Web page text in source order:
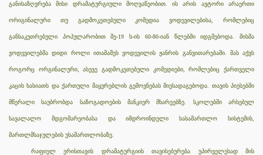
განისაზღვრება მისი დრამატურგიული მოღვაწეობით. ის არის ავტორი არაერთი
ორიგინალური თუ გადმოკეთებული კომედია ვოდევილებისა, რომლებიც
განსაკუთრებული პოპულარობით მე-19 ს-ის 60-80-იან წლებში იდგმებოდა. მისმა
ვოდევილებმა დიდი როლი ითამაშეს ვოდევილის ჟანრის განვითარებაში. მას აქვს
როგორც ორგინალური, ასევე გადმოკეთებული კომედიები, რომლებიც ქართველი
კაცის ხასიათს და ქართული მაყურებლის გემოვნებას მიესადაგებოდა. თავის პიესებში
მწერალი საუბრობდა საზოგადოების მანკიერ მხარეებზე. სკოლებში არსებულ
სავალალო მდგომარეობასა და იმდროინდელი სასამართლო სისტემის,
მართლმსაჯულების უსამართლობაზე.
რაფიელ ერისთავის დრამატურგიის თავისებურება უპირველესად მის